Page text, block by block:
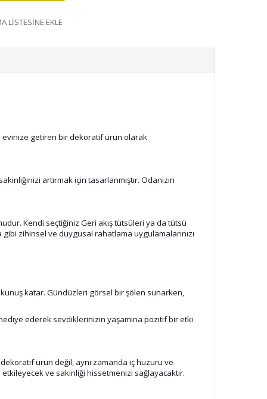
LISTESINE EKLE
evinize getiren bir dekoratif ürün olarak
artırmak için tasarlanmıştır. Odanızın
Kendi seçtiğiniz Geri akış tütsüleri ya da tütsü
zihinsel ve duygusal rahatlama uygulamalarınızı
katar. Gündüzleri görsel bir şölen sunarken,
ederek sevdiklerinizin yaşamına pozitif bir etki
ürün değil, aynı zamanda iç huzuru ve
ve sakinliği hissetmenizi sağlayacaktır.